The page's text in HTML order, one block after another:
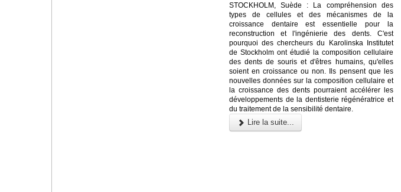
STOCKHOLM, Suède : La compréhension des
types de cellules et des mécanismes de la
croissance dentaire est essentielle pour la
reconstruction et l'ingénierie des dents. C'est
pourquoi des chercheurs du Karolinska Institutet
de Stockholm ont étudié la composition cellulaire
des dents de souris et d'êtres humains, qu'elles
soient en croissance ou non. Ils pensent que les
nouvelles données sur la composition cellulaire et
la croissance des dents pourraient accélérer les
développements de la dentisterie régénératrice et
du traitement de la sensibilité dentaire.
Lire la suite...